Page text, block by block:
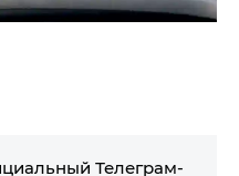
Телеграм-